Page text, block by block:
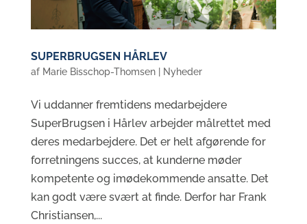
SUPERBRUGSEN HÅRLEV
af Marie Bisschop-Thomsen| Nyheder
Vi uddanner fremtidens medarbejdere
SuperBrugsen i Hårlev arbejder målrettet med
deres medarbejdere. Det er helt afgørende for
forretningens succes, at kunderne møder
kompetente og imødekommende ansatte. Det
kan godt være svært at finde. Derfor har Frank
Christiansen,...